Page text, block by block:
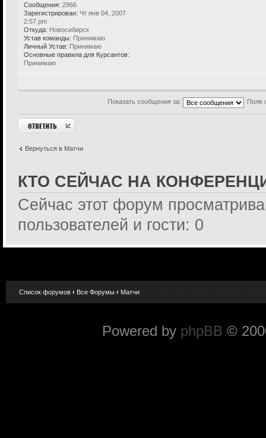
Сообщения: 2966
Зарегистрирован: Чт янв 04, 2007
2:57 pm
Откуда: Новосибирск
Устав команды: Принимаю
Личный Устав: Принимаю
Основные правила для Курсантов:
Принимаю
Показать сообщения за: Поле
Ответить
Вернуться в Матчи
КТО СЕЙЧАС НА
Сейчас этот форум
пользователей и гости: 0
Список форумов ‹ Все Форумы ‹ Матчи
Powered by phpBB ©